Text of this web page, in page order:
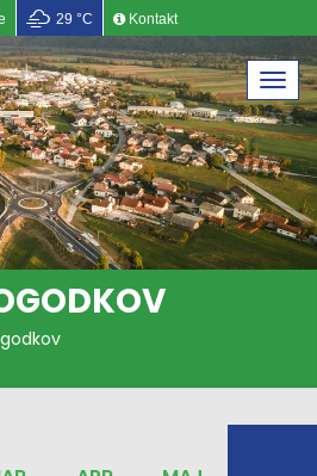
29 °C Kontakt